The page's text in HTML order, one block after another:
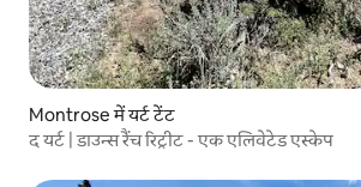
Montrose में यर्ट टेंट
द यर्ट | डाउन्स रैंच रिट्रीट - एक एलिवेटेड एस्केप